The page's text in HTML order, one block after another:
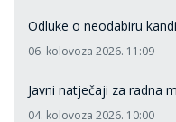
Odluke o neodabiru
06. kolovoza 2026. 11:09
Javni natječaji za radna
04. kolovoza 2026. 10:00